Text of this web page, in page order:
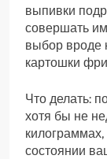
выпивки
совершать
выбор вроде
картошки
Что делать:
хотя бы не
состоянии